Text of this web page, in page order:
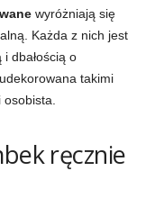
wyróżniają się
Każda z nich jest
i dbałością o
takimi
ręcznie